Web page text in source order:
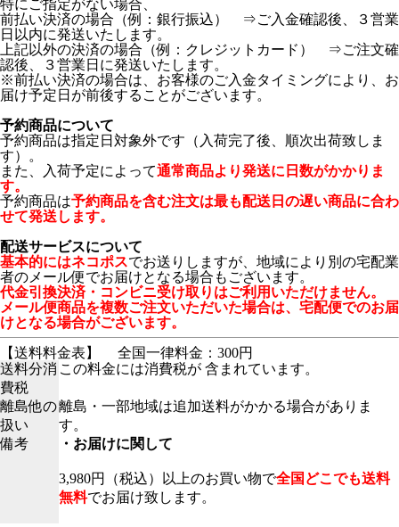
特にご指定がない場合、
前払い決済の場合（例：銀行振込） ⇒ご入金確認後、３営業
日以内に発送いたします。
上記以外の決済の場合（例：クレジットカード） ⇒ご注文確
認後、３営業日に発送いたします。
※前払い決済の場合は、お客様のご入金タイミングにより、お
届け予定日が前後することがございます。
予約商品について
予約商品は指定日対象外です（入荷完了後、順次出荷致しま
す）。
また、入荷予定によって通常商品より発送に日数がかかりま
す。
予約商品は予約商品を含む注文は最も配送日の遅い商品に合わ
せて発送します。
配送サービスについて
基本的にはネコポスでお送りしますが、地域により別の宅配業
者のメール便でお届けとなる場合もございます。
代金引換決済・コンビニ受け取りはご利用いただけません。
メール便商品を複数ご注文いただいた場合は、宅配便でのお届
けとなる場合がございます。
【送料料金表】
全国一律料金：300円
送料分消
費税
この料金には消費税が 含まれています。
離島他の
扱い
離島・一部地域は追加送料がかかる場合がありま
す。
備考
・お届けに関して
3,980円（税込）以上のお買い物で全国どこでも送料
無料でお届け致します。